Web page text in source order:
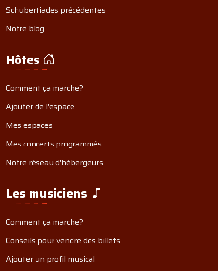
Schubertiades précédentes
Notre blog
Hôtes
Comment ça marche?
Ajouter de l'espace
Mes espaces
Mes concerts programmés
Notre réseau d'hébergeurs
Les musiciens
Comment ça marche?
Conseils pour vendre des billets
Ajouter un profil musical